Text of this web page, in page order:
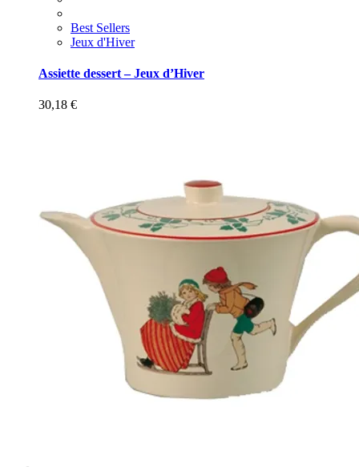
Best Sellers
Jeux d'Hiver
Assiette dessert – Jeux d’Hiver
30,18 €